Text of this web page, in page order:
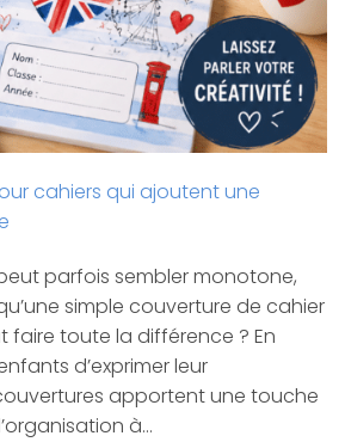
cahiers qui ajoutent une
parfois sembler monotone,
simple couverture de cahier
faire toute la différence ? En
d’exprimer leur
apportent une touche
à…